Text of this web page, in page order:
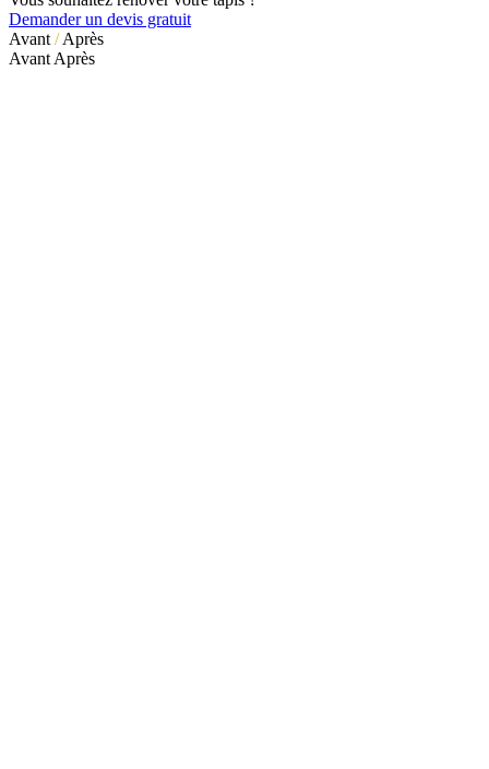
Demander un devis gratuit
Avant /Après
Avant Après